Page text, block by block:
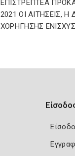
ΕΠΙΣΤΡΕΠΤΕΑ
2021 ΟΙ ΑΙΤΗΣΕΙΣ, Η
ΧΟΡΗΓΗΣΗΣ